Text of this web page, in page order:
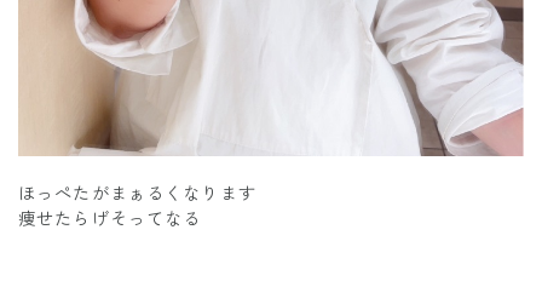
ほっぺたがまぁるくなります
痩せたらげそってなる